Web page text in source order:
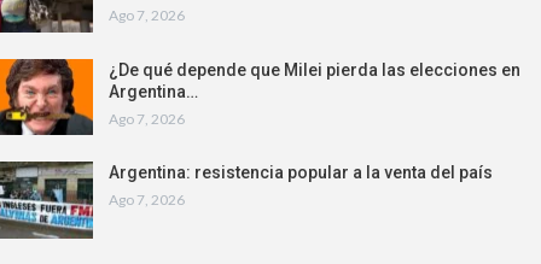
Ago 7, 2026
¿De qué depende que Milei pierda las elecciones en
Argentina…
Ago 7, 2026
Argentina: resistencia popular a la venta del país
Ago 7, 2026